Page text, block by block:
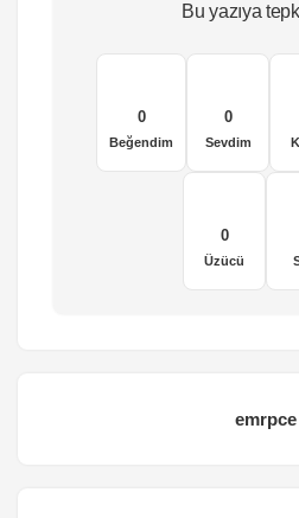
Bu yazıya
0
Beğendim
0
Sevdim
0
Üzücü
emrpce